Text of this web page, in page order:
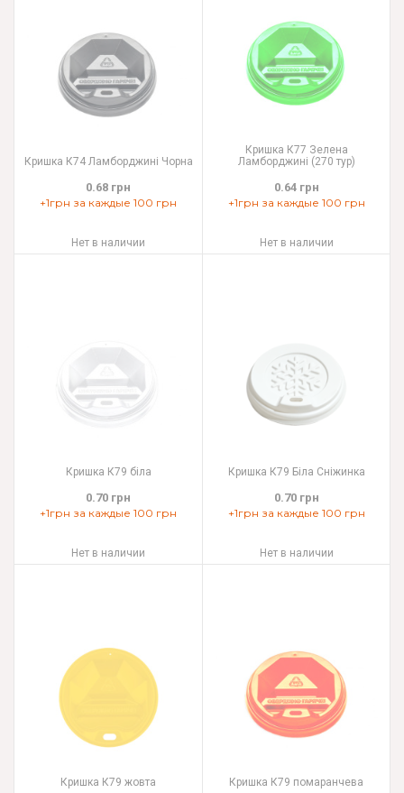
Кришка К74 Ламборджині Чорна
0.68 грн
+1грн за каждые 100 грн
Нет в наличии
Кришка К77 Зелена
Ламборджині (270 тур)
0.64 грн
+1грн за каждые 100 грн
Нет в наличии
Кришка К79 біла
0.70 грн
+1грн за каждые 100 грн
Нет в наличии
Кришка К79 Біла Сніжинка
0.70 грн
+1грн за каждые 100 грн
Нет в наличии
Кришка К79 жовта Кришка К79 помаранчева